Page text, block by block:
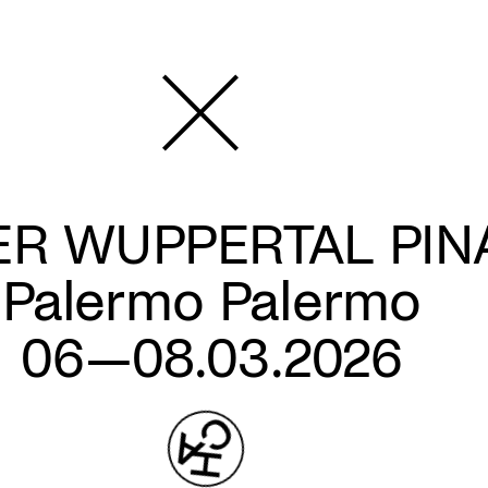
WUPPERTAL
Palermo Palermo
06—08.03.2026